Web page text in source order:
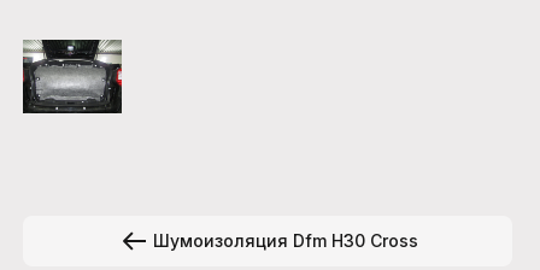
Шумоизоляция Dfm H30 Cross